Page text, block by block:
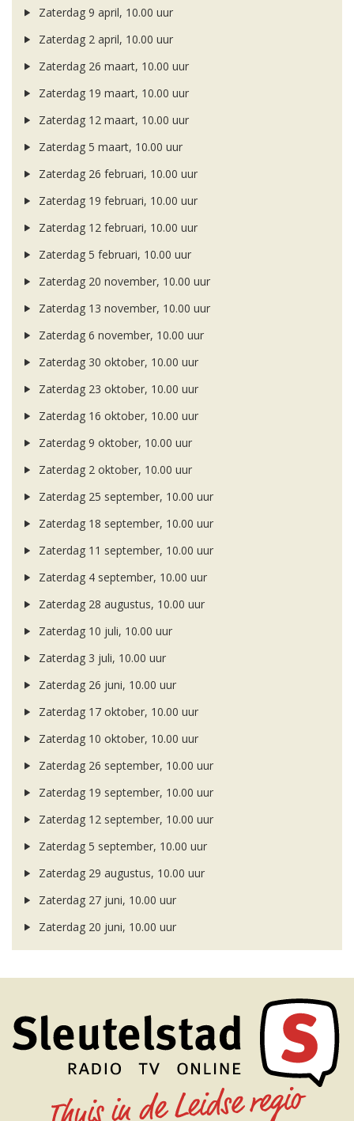
Zaterdag 9 april, 10.00 uur
Zaterdag 2 april, 10.00 uur
Zaterdag 26 maart, 10.00 uur
Zaterdag 19 maart, 10.00 uur
Zaterdag 12 maart, 10.00 uur
Zaterdag 5 maart, 10.00 uur
Zaterdag 26 februari, 10.00 uur
Zaterdag 19 februari, 10.00 uur
Zaterdag 12 februari, 10.00 uur
Zaterdag 5 februari, 10.00 uur
Zaterdag 20 november, 10.00 uur
Zaterdag 13 november, 10.00 uur
Zaterdag 6 november, 10.00 uur
Zaterdag 30 oktober, 10.00 uur
Zaterdag 23 oktober, 10.00 uur
Zaterdag 16 oktober, 10.00 uur
Zaterdag 9 oktober, 10.00 uur
Zaterdag 2 oktober, 10.00 uur
Zaterdag 25 september, 10.00 uur
Zaterdag 18 september, 10.00 uur
Zaterdag 11 september, 10.00 uur
Zaterdag 4 september, 10.00 uur
Zaterdag 28 augustus, 10.00 uur
Zaterdag 10 juli, 10.00 uur
Zaterdag 3 juli, 10.00 uur
Zaterdag 26 juni, 10.00 uur
Zaterdag 17 oktober, 10.00 uur
Zaterdag 10 oktober, 10.00 uur
Zaterdag 26 september, 10.00 uur
Zaterdag 19 september, 10.00 uur
Zaterdag 12 september, 10.00 uur
Zaterdag 5 september, 10.00 uur
Zaterdag 29 augustus, 10.00 uur
Zaterdag 27 juni, 10.00 uur
Zaterdag 20 juni, 10.00 uur